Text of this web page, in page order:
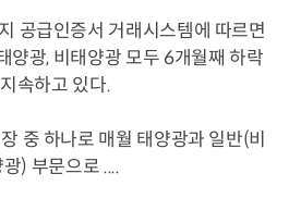
공급인증서 거래시스템에 따르면
양광, 비태양광 모두 6개월째 하락
속하고 있다.
중 하나로 매월 태양광과 일반(비
광) 부문으로 ....